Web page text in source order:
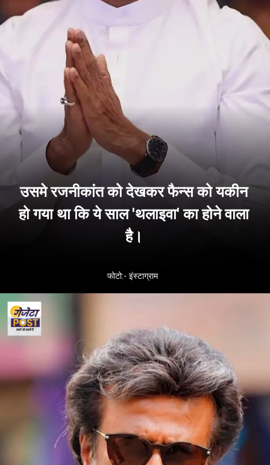
उसमे रजनीकांत को देखकर फैन्स को यकीन
हो गया था कि ये साल 'थलाइवा' का होने वाला
है।
फोटो:- इंस्टाग्राम